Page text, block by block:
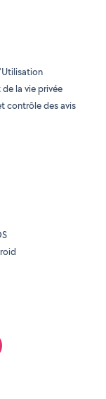
la vie privée
contrôle des avis